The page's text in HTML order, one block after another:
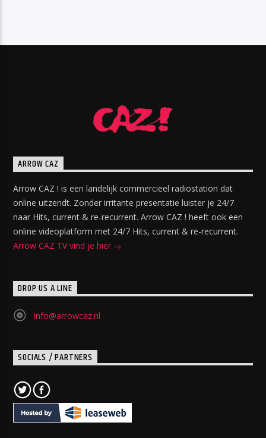
ARROW CAZ
Arrow CAZ ! is een landelijk commercieel radiostation dat
online uitzendt. Zonder irritante presentatie luister je 24/7
naar Hits, current & re-recurrent. Arrow CAZ ! heeft ook een
online videoplatform met 24/7 Hits, current & re-recurrent.
Arrow CAZ TV vind je hier
DROP US A LINE
info@arrowcaz.nl
SOCIALS / PARTNERS